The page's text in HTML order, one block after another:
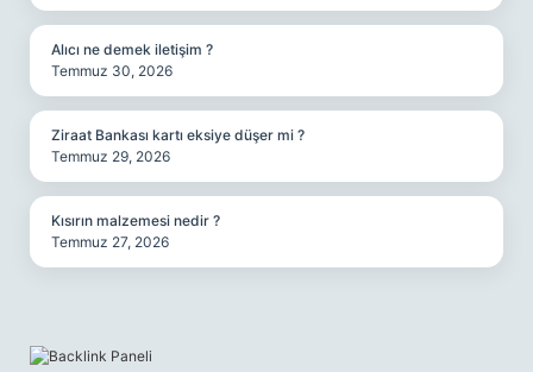
Alıcı ne demek iletişim ?
Temmuz 30, 2026
Ziraat Bankası kartı eksiye düşer mi ?
Temmuz 29, 2026
Kısırın malzemesi nedir ?
Temmuz 27, 2026